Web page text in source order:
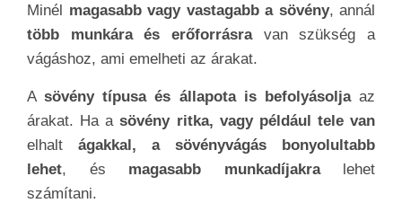
Minél magasabb vagy vastagabb a sövény, annál
több munkára és erőforrásravan szükség a
vágáshoz, ami emelheti az árakat.
Asövény típusa és állapota is befolyásoljaaz
árakat. Ha a sövény ritka, vagy például tele van
elhalt ágakkal, a sövényvágás bonyolultabb
lehet, és magasabb munkadíjakra lehet
számítani.